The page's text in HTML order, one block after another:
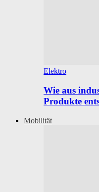
Elektro
Wie aus
Produkte
Mobilität